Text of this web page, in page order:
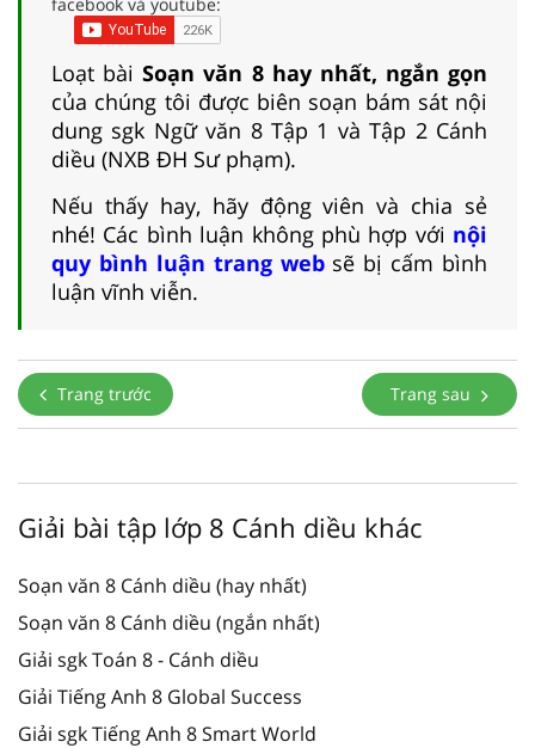
Loạt bàiSoạn văn 8 hay nhất, ngắn gọn
của chúng tôi được biên soạn bám sát nội
dung sgk Ngữ văn 8 Tập 1 và Tập 2 Cánh
diều (NXB ĐH Sư phạm).
Nếu thấy hay, hãy động viên và chia sẻ
nhé! Các bình luận không phù hợp với nội
quy bình luận trang websẽ bị cấm bình
luận vĩnh viễn.
Trang trước Trang sau
Giải bài tập lớp 8 Cánh diều khác
Soạn văn 8 Cánh diều (hay nhất)
Soạn văn 8 Cánh diều (ngắn nhất)
Giải sgk Toán 8 - Cánh diều
Giải Tiếng Anh 8 Global Success
Giải sgk Tiếng Anh 8 Smart World